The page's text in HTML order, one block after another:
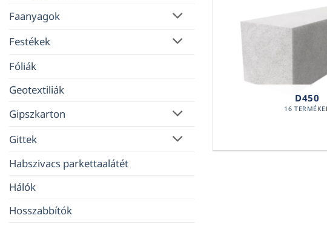
Faanyagok
Festékek
Fóliák
Geotextiliák
Gipszkarton
Gittek
Habszivacs parkettaalátét
Hálók
Hosszabbítók
D450
16